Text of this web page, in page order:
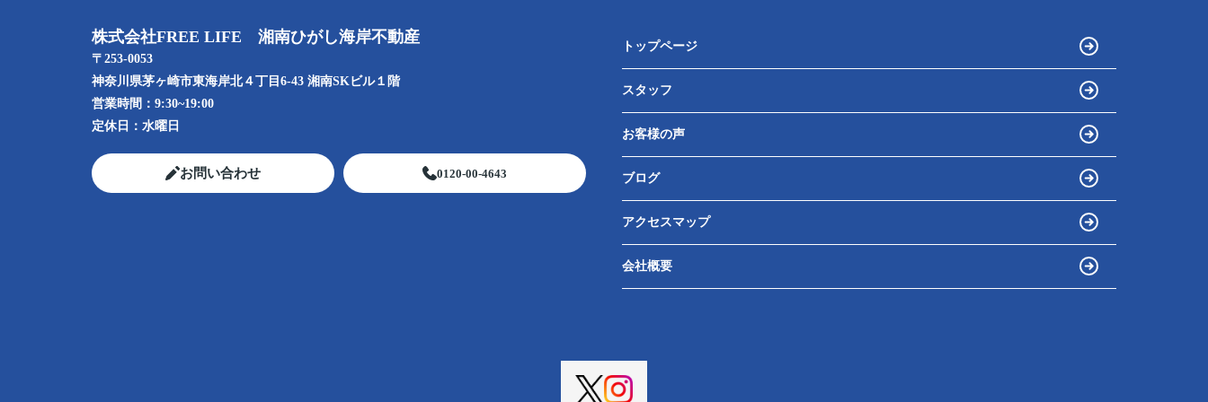
株式会社FREE LIFE 湘南ひがし海岸不動産
〒253-0053
神奈川県茅ヶ崎市東海岸北４丁目6-43 湘南SKビル１階
営業時間： 9:30~19:00
定休日： 水曜日
お問い合わせ 0120-00-4643
トップページ
スタッフ
お客様の声
ブログ
アクセスマップ
会社概要